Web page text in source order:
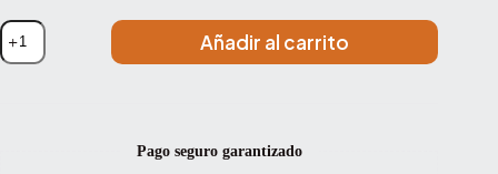
Set
de
cuerdas
Añadir al carrito
Pago seguro garantizado